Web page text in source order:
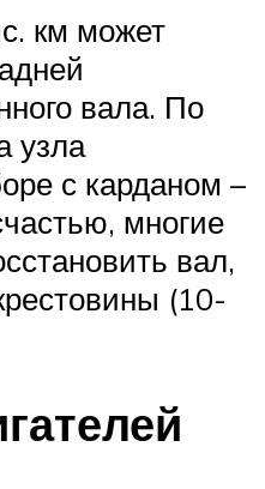
км может
вала. По
узла
с карданом –
многие
вал,
(10-